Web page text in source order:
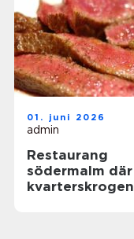
01. juni 2026
admin
Restaurang
södermalm där
kvarterskrogen